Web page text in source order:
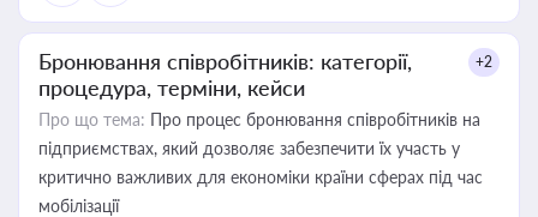
Бронювання співробітників: категорії,
процедура, терміни, кейси
+2
Про що тема: Про процес бронювання співробітників на
підприємствах, який дозволяє забезпечити їх участь у
критично важливих для економіки країни сферах під час
мобілізації